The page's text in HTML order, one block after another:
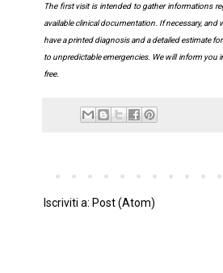
The first visit is intended to gather informations
available clinical documentation. If necessary,
have a printed diagnosis and a detailed estimate
to unpredictable emergencies. We will inform you
free.
Iscriviti a: Post (Atom)